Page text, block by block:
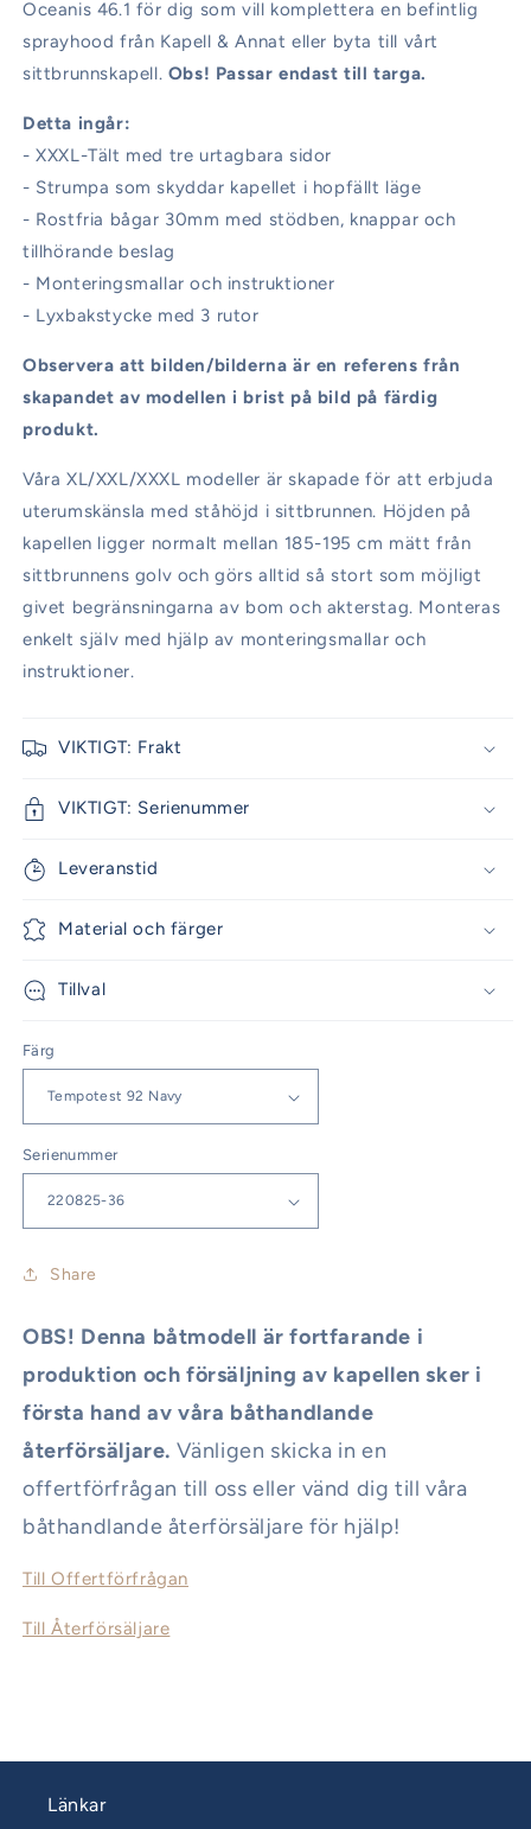
Oceanis 46.1 för dig som vill komplettera en befintlig
sprayhood från Kapell & Annat eller byta till vårt
sittbrunnskapell. Obs! Passar endast till targa.
Detta ingår:
- XXXL-Tält med tre urtagbara sidor
- Strumpa som skyddar kapellet i hopfällt läge
- Rostfria bågar 30mm med stödben, knappar och
tillhörande beslag
- Monteringsmallar och instruktioner
- Lyxbakstycke med 3 rutor
Observera att bilden/bilderna är en referens från
skapandet av modellen i brist på bild på färdig
produkt.
Våra XL/XXL/XXXL modeller är skapade för att erbjuda
uterumskänsla med ståhöjd i sittbrunnen. Höjden på
kapellen ligger normalt mellan 185-195 cm mätt från
sittbrunnens golv och görs alltid så stort som möjligt
givet begränsningarna av bom och akterstag. Monteras
enkelt själv med hjälp av monteringsmallar och
instruktioner.
VIKTIGT: Frakt
VIKTIGT: Serienummer
Leveranstid
Material och färger
Tillval
Färg
Serienummer
Share
OBS! Denna båtmodell är fortfarande i
produktion och försäljning av kapellen sker i
första hand av våra båthandlande
återförsäljare. Vänligen skicka in en
offertförfrågan till oss eller vänd dig till våra
båthandlande återförsäljare för hjälp!
Till Offertförfrågan
Till Återförsäljare
Länkar